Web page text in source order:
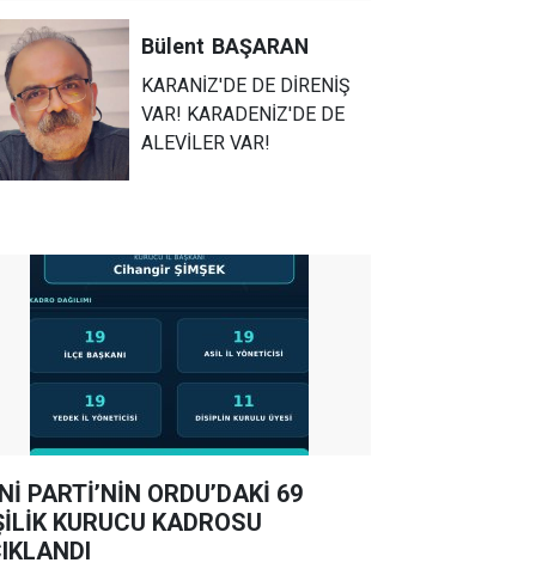
Bülent BAŞARAN
KARANİZ'DE DE DİRENİŞ
VAR! KARADENİZ'DE DE
ALEVİLER VAR!
PARTİ’NİN ORDU’DAKİ 69
KURUCU KADROSU